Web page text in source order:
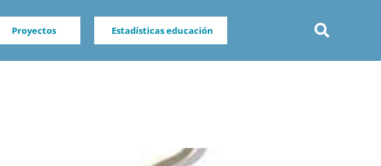
Proyectos Estadísticas educación